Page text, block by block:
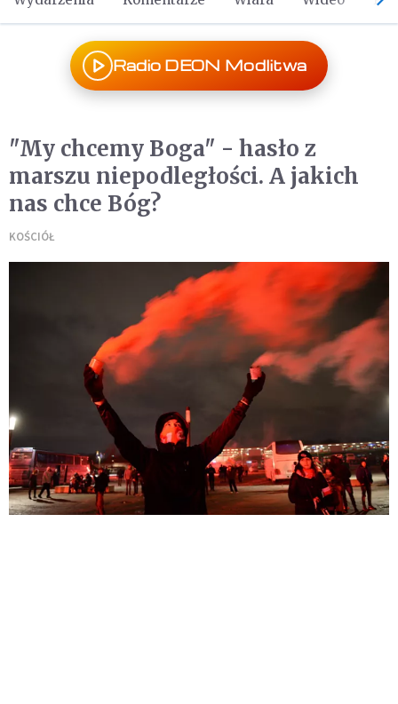
Radio DEON Modlitwa
"My chcemy Boga" - hasło z
marszu niepodległości. A jakich
nas chce Bóg?
KOŚCIÓŁ